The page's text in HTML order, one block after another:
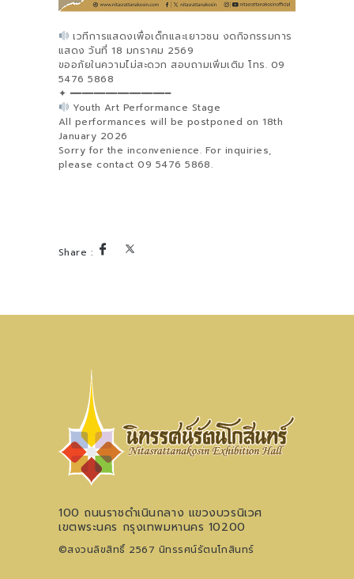
เวทีการแสดงเพื่อเด็กและเยาวชน งดกิจกรรมการ
แสดง วันที่ 18 มกราคม 2569
ขออภัยในความไม่สะดวก สอบถามเพิ่มเติม โทร. 09
5476 5868
✦ ━━━━━━━━━━━━━━━━━
Youth Art Performance Stage
All performances will be postponed on 18th
January 2026
Sorry for the inconvenience. For inquiries,
please contact 09 5476 5868.
100 ถนนราชดำเนินกลาง แขวงบวรนิเวศ
เขตพระนคร กรุงเทพมหานคร 10200
©สงวนลิขสิทธิ์ 2567 นิทรรศน์รัตนโกสินทร์